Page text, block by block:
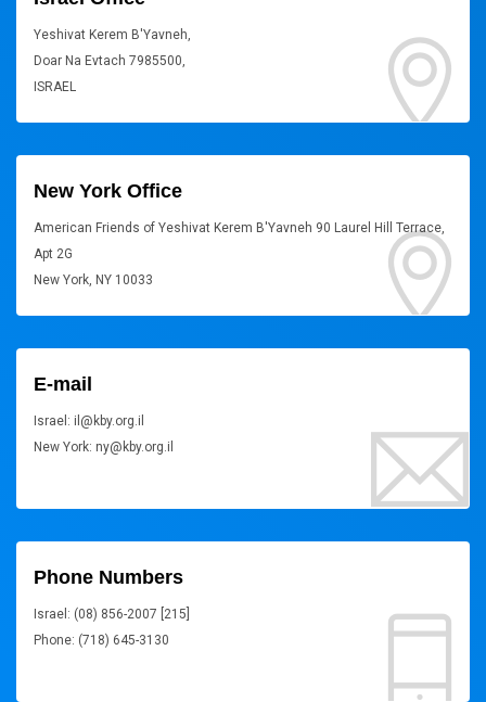
Yeshivat Kerem B'Yavneh,
Doar Na Evtach 7985500,
ISRAEL
New York Office
American Friends of Yeshivat Kerem B'Yavneh 90 Laurel Hill Terrace,
Apt 2G
New York, NY 10033
E-mail
Israel: il@kby.org.il
New York: ny@kby.org.il
Phone Numbers
Israel: (08) 856-2007 [215]
Phone: (718) 645-3130